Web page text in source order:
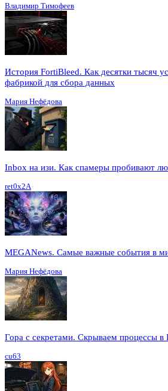
Владимир Тимофеев
История FortiBleed. Как десятки тысяч
фабрикой для сбора данных
Мария Нефёдова
Inbox на изи. Как спамеры пробивают
ret0x2A
MEGANews. Cамые важные события в
Мария Нефёдова
Гора с секретами. Скрываем процессы
cu63